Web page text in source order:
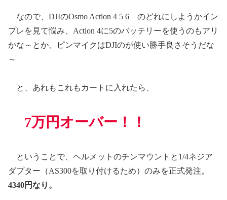
なので、DJIのOsmo Action 4 5 6 のどれにしようかイン
プレを見て悩み、Action 4に5のバッテリーを使うのもアリ
かな～とか、ピンマイクはDJIのが使い勝手良さそうだな
～
と、あれもこれもカートに入れたら、
7万円オーバー！！
ということで、ヘルメットのチンマウントと1/4ネジア
ダプター（AS300を取り付けるため）のみを正式発注。
4340円なり。